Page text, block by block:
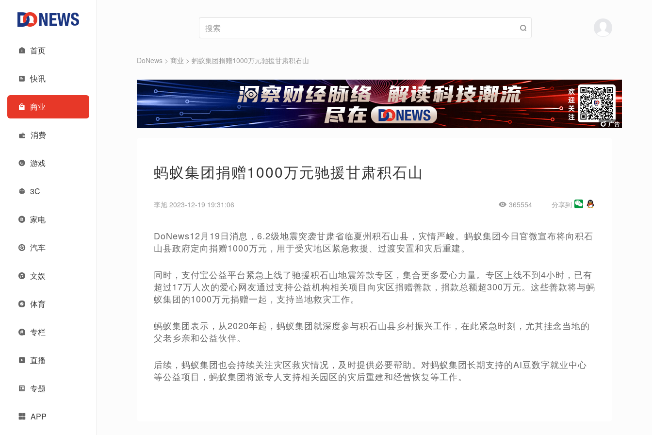
首页
快讯
商业
消费
游戏
3C
家电
汽车
文娱
体育
专栏
直播
专题
APP
DoNews > 商业 > 蚂蚁集团捐赠1000万元驰援甘肃积石山
蚂蚁集团捐赠1000万元驰援甘肃积石山
李旭 2023-12-19 19:31:06 365554 分享到
DoNews12月19日消息，6.2级地震突袭甘肃省临夏州积石山县，灾情严峻。蚂蚁集团今日官微宣布将向积石
山县政府定向捐赠1000万元，用于受灾地区紧急救援、过渡安置和灾后重建。
同时，支付宝公益平台紧急上线了驰援积石山地震筹款专区，集合更多爱心力量。专区上线不到4小时，已有
超过17万人次的爱心网友通过支持公益机构相关项目向灾区捐赠善款，捐款总额超300万元。这些善款将与蚂
蚁集团的1000万元捐赠一起，支持当地救灾工作。
蚂蚁集团表示，从2020年起，蚂蚁集团就深度参与积石山县乡村振兴工作，在此紧急时刻，尤其挂念当地的
父老乡亲和公益伙伴。
后续，蚂蚁集团也会持续关注灾区救灾情况，及时提供必要帮助。对蚂蚁集团长期支持的AI豆数字就业中心
等公益项目，蚂蚁集团将派专人支持相关园区的灾后重建和经营恢复等工作。